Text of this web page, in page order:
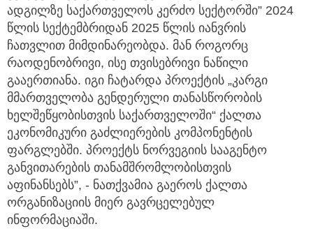
ადგილზე საქართველოს კერძო სექტორში” 2024
წლის სექტემბრიდან 2025 წლის იანვრის
ჩათვლით მიმდინარეობდა. მან როგორც
რაოდენობრივი, ისე თვისებრივი ნაწილი
გააერთიანა. იგი ჩატარდა პროექტის „კარგი
მმართველობა გენდერული თანასწორობის
ხელშეწყობისთვის საქართველოში“ ქალთა
ეკონომიკური გაძლიერების კომპონენტის
ფარგლებში. პროექტს ნორვეგიის სააგენტო
განვითარების თანამშრომლობისთვის
აფინანსებს”, - ნათქვამია გაეროს ქალთა
ორგანიზაციის მიერ გავრცელებულ
ინფორმაციაში.